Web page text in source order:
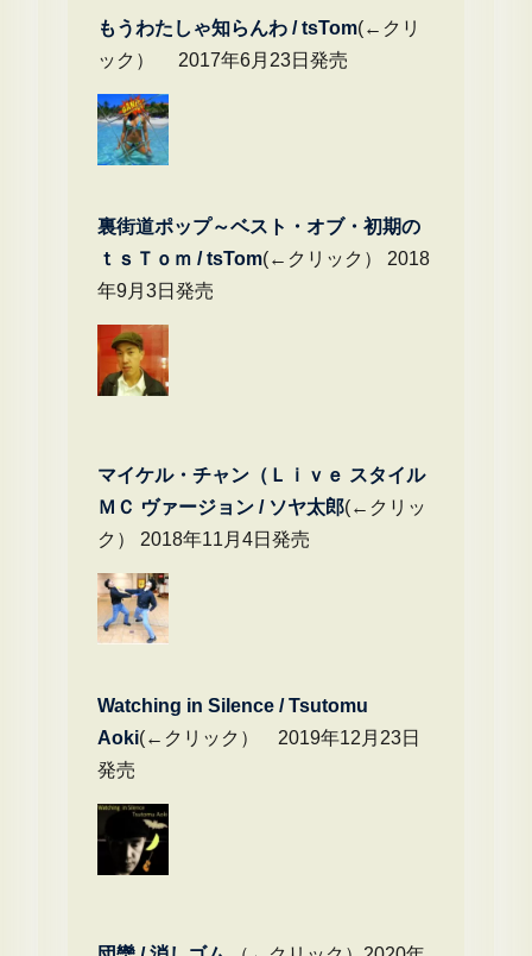
もうわたしゃ知らんわ / tsTom(←クリ
ック） 2017年6月23日発売
裏街道ポップ～ベスト・オブ・初期の
ｔｓＴｏｍ / tsTom(←クリック） 2018
年9月3日発売
マイケル・チャン（Ｌｉｖｅ スタイル
ＭＣ ヴァージョン / ソヤ太郎(←クリッ
ク） 2018年11月4日発売
Watching in Silence / Tsutomu
Aoki(←クリック） 2019年12月23日
発売